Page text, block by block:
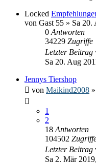
Locked
von Gast 55 » Sa 20.
0 Antworten
34229 Zugriffe
Letzter Beitrag
Sa 20. Aug
Jennys Tiershop
von Maikind2008
1
2
18 Antworten
104502
Letzter Beitrag
Sa 2. Mär